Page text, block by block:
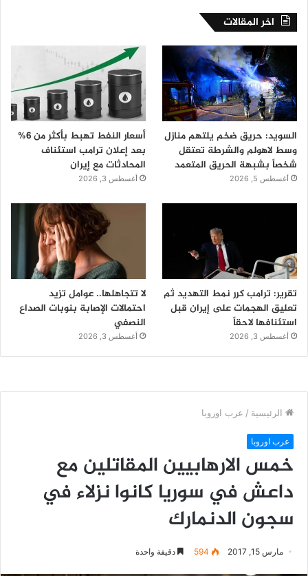
اخر المقالات
السويد: حريق ضخم يلتهم منازل
وسط لاهولم والشرطة تعتقل
شخصاً بشبهة الحريق المتعمد
أغسطس 5, 2026
أسعار النفط تهبط بأكثر من 6%
بعد إعلان ترامب استئناف
المحادثات مع إيران
أغسطس 3, 2026
تقرير: ترامب كرر نمط التهديد ثم
تعليق الهجمات على إيران قبل
استئنافها لاحقاً
أغسطس 3, 2026
لا تتجاهلها.. عوامل تزيد
احتمالات الإصابة بنوبات الصداع
النصفي
أغسطس 3, 2026